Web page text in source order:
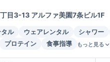
目3-13 アルファ美園7条ビル1F
ル ウェアレンタル シャワー
プロテイン 食事指導 もっと見る